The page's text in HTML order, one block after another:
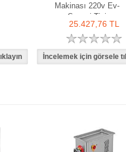
Makinası 220v Ev-
Sanayi Tipi
25.427,76 TL